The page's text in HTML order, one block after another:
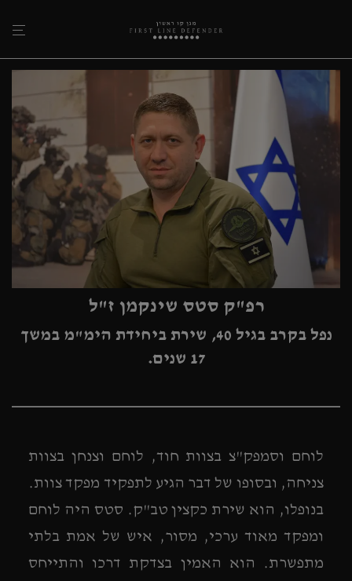
רפ"ק סטס שינקמן ז"ל
נפל בקרב בגיל 40, שירת ביחידת הימ"מ במשך
17 שנים.
לוחם וסמפק"צ בצוות חוד, לוחם וצנחן בצוות
צניחה, ובסופו של דבר הגיע לתפקיד מפקד צוות.
בנופלו, הוא שירת כקצין טב"ק. סטס היה לוחם
ומפקד מאוד ערכי, מסור, איש של אמת בלתי
מתפשרת. הוא האמין בצדקת דרכו והתייחס